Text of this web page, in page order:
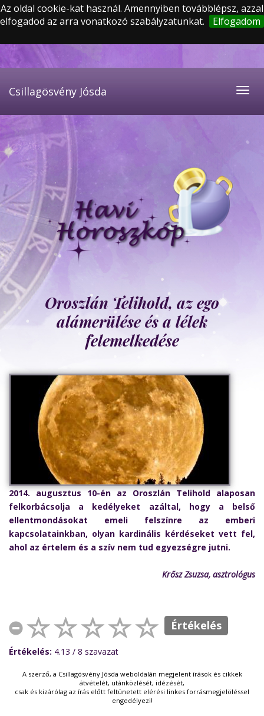
Az oldal cookie-kat használ. Amennyiben továbblépsz, azzal
elfogadod az arra vonatkozó szabályzatunkat.
Elfogadom
Csillagösvény Jósda
Oroszlán Telihold, az ego
alámerülése és a lélek
felemelkedése
2014. augusztus 10-én az Oroszlán Telihold alaposan
felkorbácsolja a kedélyeket azáltal, hogy a belső
ellentmondásokat emeli felszínre az emberi
kapcsolatainkban, olyan kardinális kérdéseket vett fel,
ahol az értelem és a szív nem tud egyezségre jutni.
Krősz Zsuzsa, asztrológus
Értékelés
Értékelés: 4.13 / 8 szavazat
A szerző, a Csillagösvény Jósda weboldalán megjelent írások és cikkek
átvételét, utánközlését, idézését,
csak és kizárólag az írás előtt feltünetett elérési linkes forrásmegjelöléssel
engedélyezi!